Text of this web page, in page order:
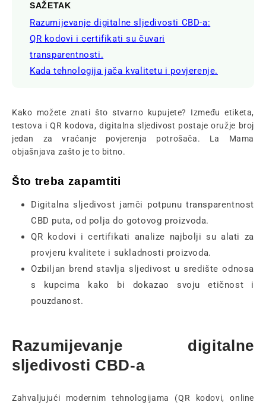
SAŽETAK
Razumijevanje digitalne sljedivosti CBD-a:
QR kodovi i certifikati su čuvari
transparentnosti.
Kada tehnologija jača kvalitetu i povjerenje.
Kako možete znati što stvarno kupujete? Između etiketa,
testova i QR kodova, digitalna sljedivost postaje oružje broj
jedan za vraćanje povjerenja potrošača. La Mama
objašnjava zašto je to bitno.
Što treba zapamtiti
Digitalna sljedivost jamči potpunu transparentnost
CBD puta, od polja do gotovog proizvoda.
QR kodovi i certifikati analize najbolji su alati za
provjeru kvalitete i sukladnosti proizvoda.
Ozbiljan brend stavlja sljedivost u središte odnosa
s kupcima kako bi dokazao svoju etičnost i
pouzdanost.
Razumijevanje digitalne
sljedivosti CBD-a
Zahvaljujući modernim tehnologijama (QR kodovi, online